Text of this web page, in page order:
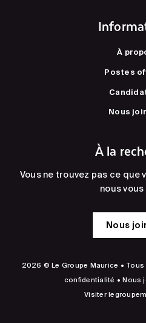
À
Postes
Nous
À la
Vous ne trouvez pas ce que
nous
Nous
2026 © Le Groupe Maurice •
confidentialité •Nous
Visiter